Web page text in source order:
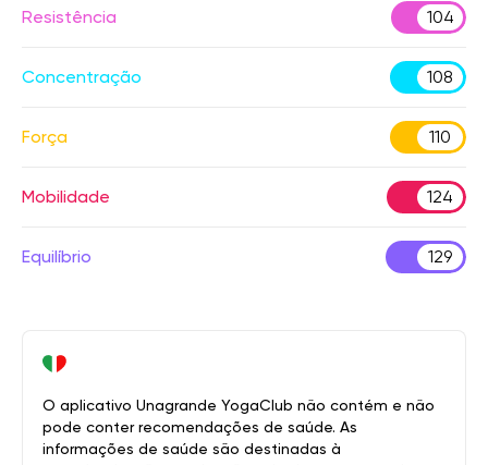
Resistência 104
Concentração 108
Força 110
Mobilidade 124
Equilíbrio 129
O aplicativo Unagrande YogaClub não contém e não
pode conter recomendações de saúde. As
informações de saúde são destinadas à